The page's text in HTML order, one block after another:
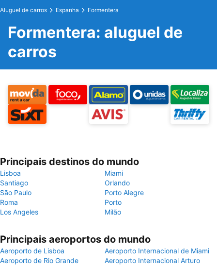
Aluguel de carros Espanha Formentera
Formentera: aluguel de
carros
Principais destinos do mundo
Lisboa
Miami
Santiago
Orlando
São Paulo
Porto Alegre
Roma
Porto
Los Angeles
Milão
Principais aeroportos do mundo
Aeroporto de Lisboa
Aeroporto Internacional de Miami
Aeroporto de Rio Grande
Aeroporto Internacional Arturo